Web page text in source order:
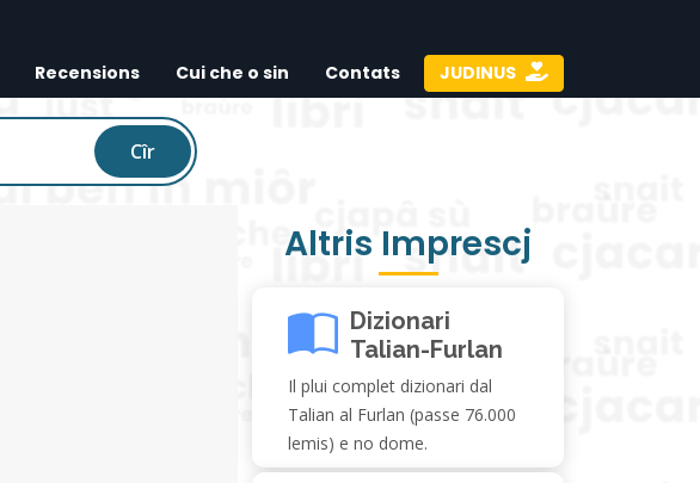
Recensions Cui che o sin Contats JUDINUS
Cîr
Altris Imprescj
Dizionari
Talian-Furlan
Il plui complet dizionari dal
Talian al Furlan (passe 76.000
lemis) e no dome.